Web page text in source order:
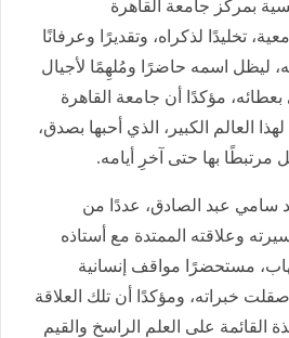
بمركز جامعة القاهرة
تخليدًا لذكراه، وتقديرًا وعرفانًا
ليظل اسمه حاضرًا ومُلهِمًا لأجيال
مؤكدًا أن جامعة القاهرة
لهذا العالم الكبير، الذي أحبها بصدق،
مرتبطًا بها حتى آخرِ أيامه.
سامي عبد الصادق، عددًا من
وعلاقته الممتدة مع أستاذه
مستحضرًا مواقف إنسانية
خبراته، ومؤكدًا أن تلك العلاقة
القائمة على العلم الراسخ والقيم